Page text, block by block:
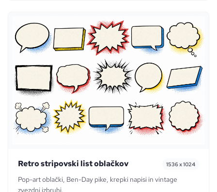
Retro stripovski list oblačkov 1536 x 1024
Pop-art oblački, Ben-Day pike, krepki napisi in vintage
zvezdni izbruhi.